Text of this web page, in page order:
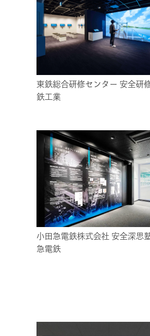
東鉄総合研修センター 安全研
鉄工業
小田急電鉄株式会社 安全深思
急電鉄